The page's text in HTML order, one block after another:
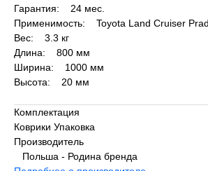
Гарантия: 24 мес.
Применимость: Toyota Land Cruiser
Вес: 3.3 кг
Длина: 800 мм
Ширина: 1000 мм
Высота: 20 мм
Комплектация
Коврики Упаковка
Производитель
Польша - Родина бренда